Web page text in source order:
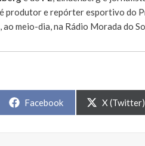
produtor e repórter esportivo do
meio-dia, na Rádio Morada do
Share
Facebook
Share
on
X (Twitter)